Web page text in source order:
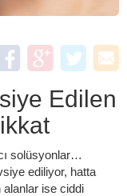
Edilen
solüsyonlar…
ediliyor, hatta
alanlar ise ciddi